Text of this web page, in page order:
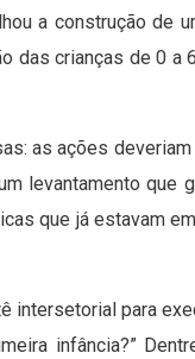
a construção de
das crianças de 0 a
as ações
levantamento que
que já estavam
intersetorial para
infância?”